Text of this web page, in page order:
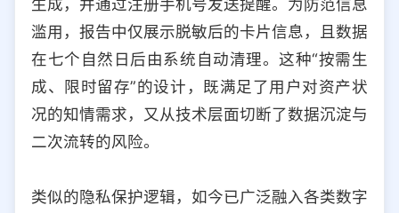
滥用，报告中仅展示脱敏后的卡片信息，且数据
在七个自然日后由系统自动清理。这种“按需生
成、限时留存”的设计，既满足了用户对资产状
况的知情需求，又从技术层面切断了数据沉淀与
二次流转的风险。
类似的隐私保护逻辑，如今已广泛融入各类数字